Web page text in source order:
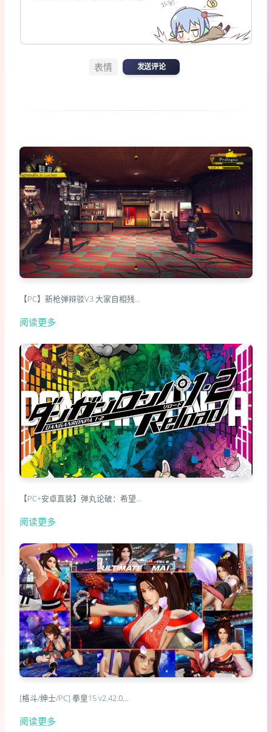
表情 发送评论
【PC】新枪弹辩驳V3 大家自相残…
阅读更多
【PC+安卓直装】弹丸论破：希望…
阅读更多
[格斗/绅士/PC] 拳皇15 v2.42.0…
阅读更多